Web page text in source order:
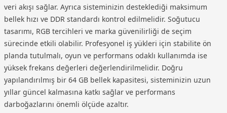
veri akışı sağlar. Ayrıca sisteminizin desteklediği maksimum
bellek hızı ve DDR standardı kontrol edilmelidir. Soğutucu
tasarımı, RGB tercihleri ve marka güvenilirliği de seçim
sürecinde etkili olabilir. Profesyonel iş yükleri için stabilite ön
planda tutulmalı, oyun ve performans odaklı kullanımda ise
yüksek frekans değerleri değerlendirilmelidir. Doğru
yapılandırılmış bir 64 GB bellek kapasitesi, sisteminizin uzun
yıllar güncel kalmasına katkı sağlar ve performans
darboğazlarını önemli ölçüde azaltır.